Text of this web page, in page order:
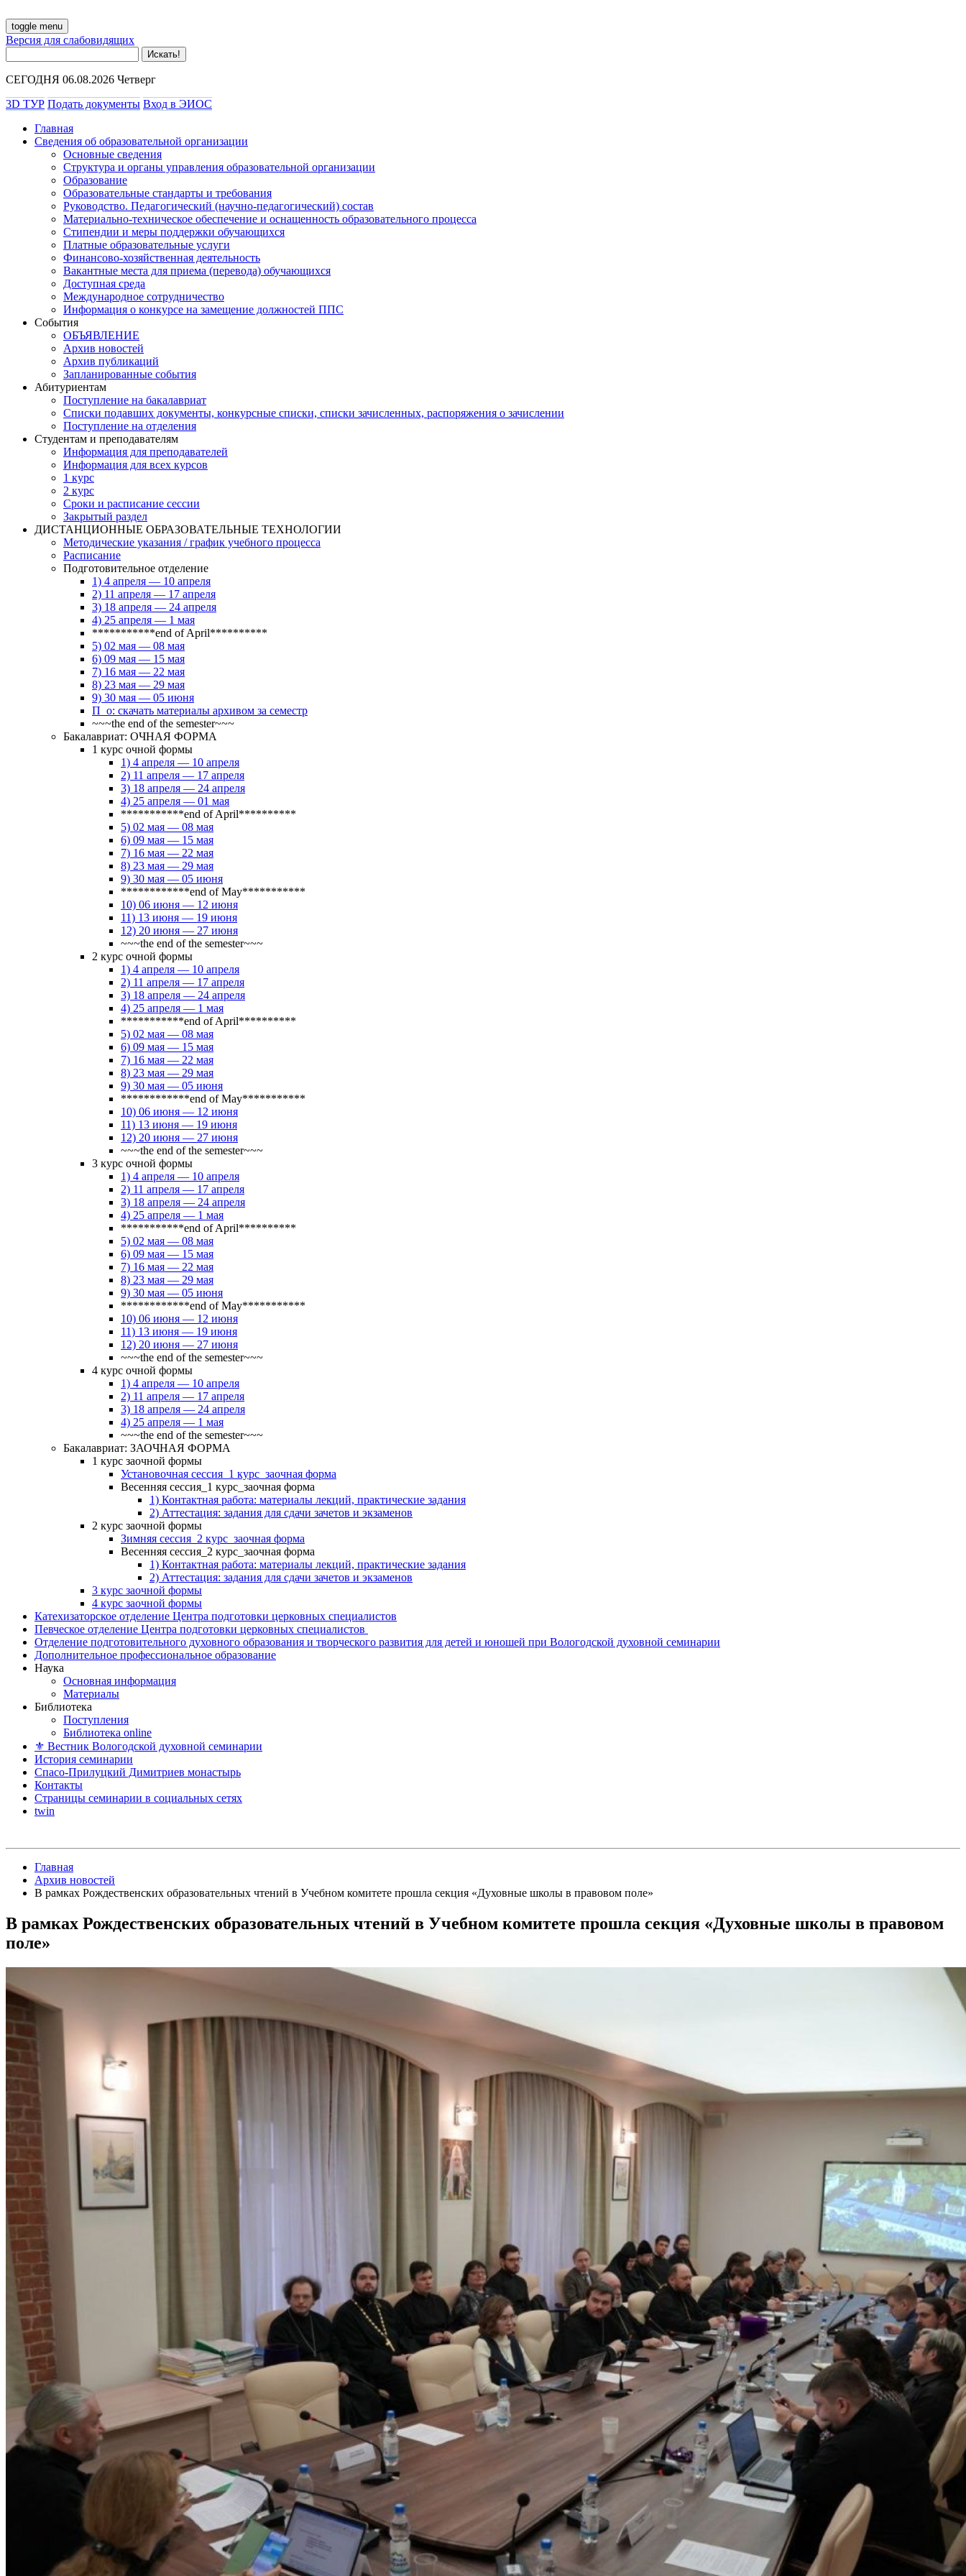
toggle menu
Версия для слабовидящих
СЕГОДНЯ 06.08.2026 Четверг
3D ТУР Подать документы Вход в ЭИОС
Главная
Сведения об образовательной организации
Основные сведения
Структура и органы управления образовательной организации
Образование
Образовательные стандарты и требования
Руководство. Педагогический (научно-педагогический) состав
Материально-техническое обеспечение и оснащенность образовательного процесса
Стипендии и меры поддержки обучающихся
Платные образовательные услуги
Финансово-хозяйственная деятельность
Вакантные места для приема (перевода) обучающихся
Доступная среда
Международное сотрудничество
Информация о конкурсе на замещение должностей ППС
События
ОБЪЯВЛЕНИЕ
Архив новостей
Архив публикаций
Запланированные события
Абитуриентам
Поступление на бакалавриат
Списки подавших документы, конкурсные списки, списки зачисленных, распоряжения о зачислении
Поступление на отделения
Студентам и преподавателям
Информация для преподавателей
Информация для всех курсов
1 курс
2 курс
Сроки и расписание сессии
Закрытый раздел
ДИСТАНЦИОННЫЕ ОБРАЗОВАТЕЛЬНЫЕ ТЕХНОЛОГИИ
Методические указания / график учебного процесса
Расписание
Подготовительное отделение
1) 4 апреля — 10 апреля
2) 11 апреля — 17 апреля
3) 18 апреля — 24 апреля
4) 25 апреля — 1 мая
***********end of April**********
5) 02 мая — 08 мая
6) 09 мая — 15 мая
7) 16 мая — 22 мая
8) 23 мая — 29 мая
9) 30 мая — 05 июня
П_о: скачать материалы архивом за семестр
~~~the end of the semester~~~
Бакалавриат: ОЧНАЯ ФОРМА
1 курс очной формы
1) 4 апреля — 10 апреля
2) 11 апреля — 17 апреля
3) 18 апреля — 24 апреля
4) 25 апреля — 01 мая
***********end of April**********
5) 02 мая — 08 мая
6) 09 мая — 15 мая
7) 16 мая — 22 мая
8) 23 мая — 29 мая
9) 30 мая — 05 июня
************end of May***********
10) 06 июня — 12 июня
11) 13 июня — 19 июня
12) 20 июня — 27 июня
~~~the end of the semester~~~
2 курс очной формы
1) 4 апреля — 10 апреля
2) 11 апреля — 17 апреля
3) 18 апреля — 24 апреля
4) 25 апреля — 1 мая
***********end of April**********
5) 02 мая — 08 мая
6) 09 мая — 15 мая
7) 16 мая — 22 мая
8) 23 мая — 29 мая
9) 30 мая — 05 июня
************end of May***********
10) 06 июня — 12 июня
11) 13 июня — 19 июня
12) 20 июня — 27 июня
~~~the end of the semester~~~
3 курс очной формы
1) 4 апреля — 10 апреля
2) 11 апреля — 17 апреля
3) 18 апреля — 24 апреля
4) 25 апреля — 1 мая
***********end of April**********
5) 02 мая — 08 мая
6) 09 мая — 15 мая
7) 16 мая — 22 мая
8) 23 мая — 29 мая
9) 30 мая — 05 июня
************end of May***********
10) 06 июня — 12 июня
11) 13 июня — 19 июня
12) 20 июня — 27 июня
~~~the end of the semester~~~
4 курс очной формы
1) 4 апреля — 10 апреля
2) 11 апреля — 17 апреля
3) 18 апреля — 24 апреля
4) 25 апреля — 1 мая
~~~the end of the semester~~~
Бакалавриат: ЗАОЧНАЯ ФОРМА
1 курс заочной формы
Установочная сессия_1 курс_заочная форма
Весенняя сессия_1 курс_заочная форма
1) Контактная работа: материалы лекций, практические задания
2) Аттестация: задания для сдачи зачетов и экзаменов
2 курс заочной формы
Зимняя сессия_2 курс_заочная форма
Весенняя сессия_2 курс_заочная форма
1) Контактная работа: материалы лекций, практические задания
2) Аттестация: задания для сдачи зачетов и экзаменов
3 курс заочной формы
4 курс заочной формы
Катехизаторское отделение Центра подготовки церковных специалистов
Певческое отделение Центра подготовки церковных специалистов
Отделение подготовительного духовного образования и творческого развития для детей и юношей при Вологодской духовной семинарии
Дополнительное профессиональное образование
Наука
Основная информация
Материалы
Библиотека
Поступления
Библиотека online
⚜ Вестник Вологодской духовной семинарии
История семинарии
Спасо-Прилуцкий Димитриев монастырь
Контакты
Страницы семинарии в социальных сетях
twin
Главная
Архив новостей
В рамках Рождественских образовательных чтений в Учебном комитете прошла секция «Духовные школы в правовом поле»
В рамках Рождественских образовательных чтений в Учебном комитете прошла секция «Духовные школы в правовом
поле»